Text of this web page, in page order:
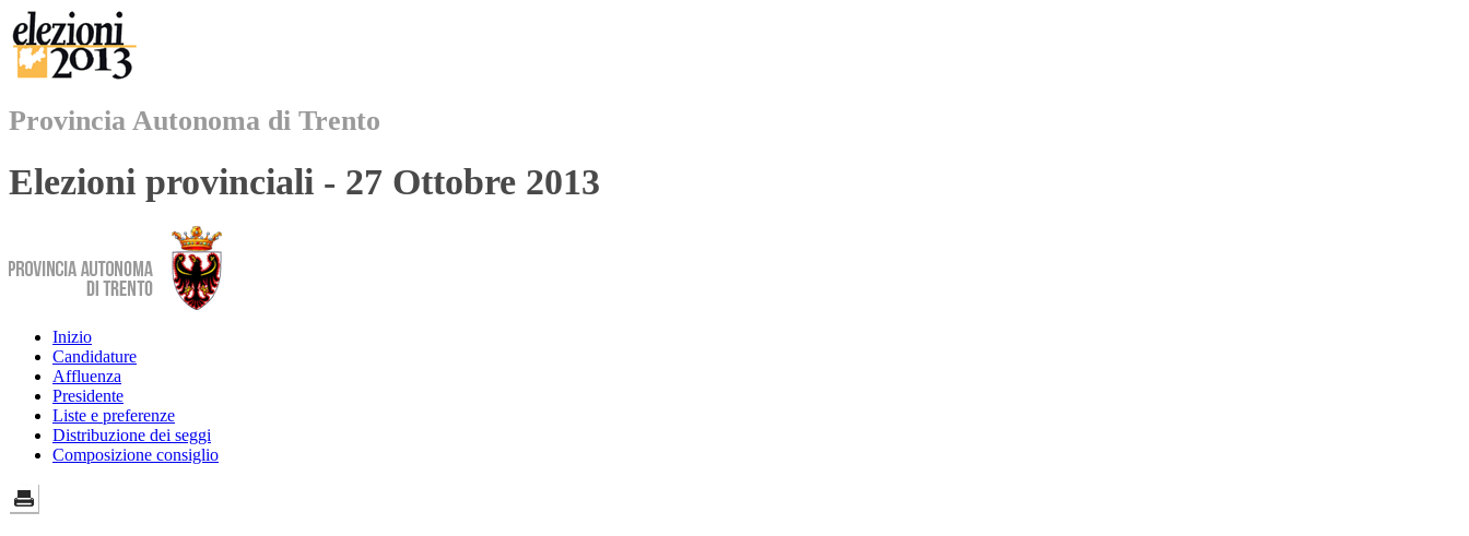
Provincia Autonoma di Trento
Elezioni provinciali - 27 Ottobre 2013
Inizio
Candidature
Affluenza
Presidente
Liste e preferenze
Distribuzione dei seggi
Composizione consiglio